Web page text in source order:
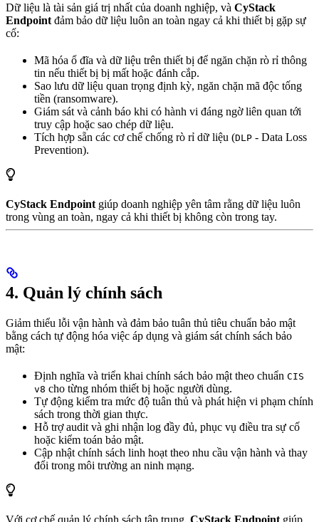
Dữ liệu là tài sản giá trị nhất của doanh nghiệp, và CyStack
Endpoint đảm bảo dữ liệu luôn an toàn ngay cả khi thiết bị gặp sự
cố:
Mã hóa ổ đĩa và dữ liệu trên thiết bị để ngăn chặn rò rỉ thông
tin nếu thiết bị bị mất hoặc đánh cắp.
Sao lưu dữ liệu quan trọng định kỳ, ngăn chặn mã độc tống
tiền (ransomware).
Giám sát và cảnh báo khi có hành vi đáng ngờ liên quan tới
truy cập hoặc sao chép dữ liệu.
Tích hợp sẵn các cơ chế chống rò rỉ dữ liệu (DLP - Data Loss
Prevention).
CyStack Endpoint giúp doanh nghiệp yên tâm rằng dữ liệu luôn
trong vùng an toàn, ngay cả khi thiết bị không còn trong tay.
4. Quản lý chính sách
Giảm thiểu lỗi vận hành và đảm bảo tuân thủ tiêu chuẩn bảo mật
bằng cách tự động hóa việc áp dụng và giám sát chính sách bảo
mật:
Định nghĩa và triển khai chính sách bảo mật theo chuẩn CIS
v8 cho từng nhóm thiết bị hoặc người dùng.
Tự động kiểm tra mức độ tuân thủ và phát hiện vi phạm chính
sách trong thời gian thực.
Hỗ trợ audit và ghi nhận log đầy đủ, phục vụ điều tra sự cố
hoặc kiểm toán bảo mật.
Cập nhật chính sách linh hoạt theo nhu cầu vận hành và thay
đổi trong môi trường an ninh mạng.
Với cơ chế quản lý chính sách tập trung, CyStack Endpoint giúp